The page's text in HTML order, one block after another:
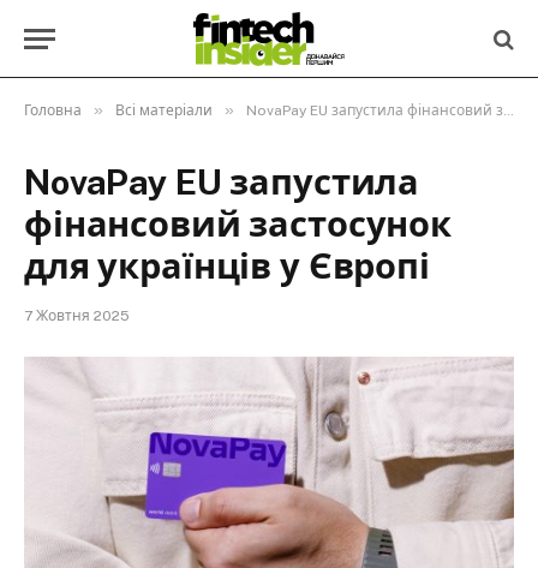
Головна » Всі матеріали » NovaPay EU запустила фінансовий застосунок для українців у Європі
NovaPay EU запустила
фінансовий застосунок
для українців у Європі
7 Жовтня 2025